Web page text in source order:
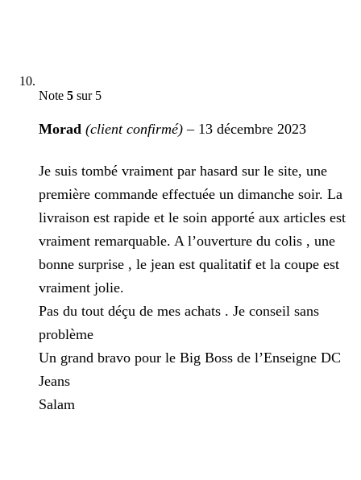
Note 5 sur 5
Morad (client confirmé) – 13 décembre 2023
Je suis tombé vraiment par hasard sur le site, une
première commande effectuée un dimanche soir. La
livraison est rapide et le soin apporté aux articles est
vraiment remarquable. A l’ouverture du colis , une
bonne surprise , le jean est qualitatif et la coupe est
vraiment jolie.
Pas du tout déçu de mes achats . Je conseil sans
problème
Un grand bravo pour le Big Boss de l’Enseigne DC
Jeans
Salam